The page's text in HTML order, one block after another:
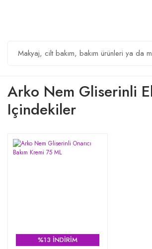
Arko Nem Gliserinli
Içindekiler
%13 İNDİRİM